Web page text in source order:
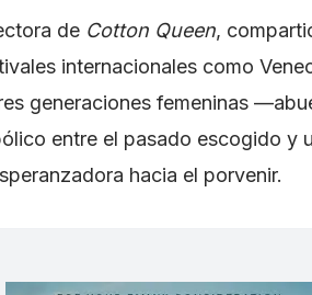
de Cotton Queen,
internacionales como
generaciones femeninas
entre el pasado escogido y
hacia el porvenir.